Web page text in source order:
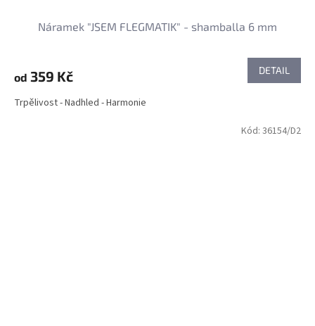
Náramek "JSEM FLEGMATIK" - shamballa 6 mm
od 359 Kč DETAIL
Trpělivost - Nadhled - Harmonie
Kód: 36154/D2